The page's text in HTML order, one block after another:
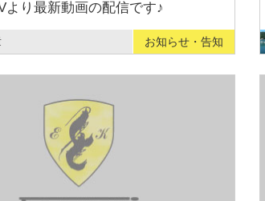
より最新動画の配信です♪
お知らせ・告知